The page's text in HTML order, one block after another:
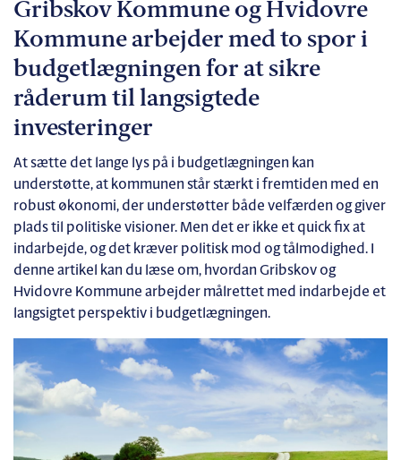
Gribskov Kommune og Hvidovre
Kommune arbejder med to spor i
budgetlægningen for at sikre
råderum til langsigtede
investeringer
At sætte det lange lys på i budgetlægningen kan
understøtte, at kommunen står stærkt i fremtiden med en
robust økonomi, der understøtter både velfærden og giver
plads til politiske visioner. Men det er ikke et quick fix at
indarbejde, og det kræver politisk mod og tålmodighed. I
denne artikel kan du læse om, hvordan Gribskov og
Hvidovre Kommune arbejder målrettet med indarbejde et
langsigtet perspektiv i budgetlægningen.